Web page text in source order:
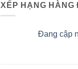
XẾP HẠNG HÀNG
Đang cập